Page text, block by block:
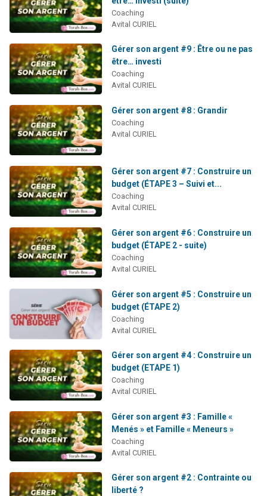
Il reste 49 places pour étudier en groupe sur Zoom
Ariel vient de donner son Maasser
Nathaniel vient de donner son Maasser
Coaching
Avital CURIEL
Gérer son argent #9 : Être ou ne pas
être… investi
Coaching
Avital CURIEL
Gérer son argent #8 : Grandir
Coaching
Avital CURIEL
Gérer son argent #7 : Construire un
budget (ÉTAPE 3 – Suivi et...
Coaching
Avital CURIEL
Gérer son argent #6 : Construire un
budget (ÉTAPE 2 - suite)
Coaching
Avital CURIEL
Gérer son argent #5 : Construire un
budget (ÉTAPE 2)
Coaching
Avital CURIEL
Gérer son argent #4 : Construire un
budget (ETAPE 1)
Coaching
Avital CURIEL
Gérer son argent #3 : Famille «
Menés » et Famille « Meneurs »
Coaching
Avital CURIEL
Gérer son argent #2 : Contrainte ou
liberté ?